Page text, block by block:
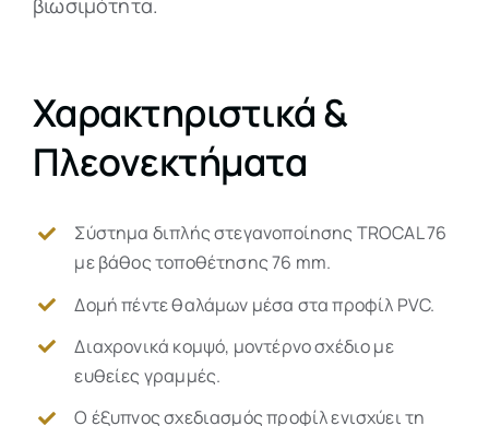
βιωσιμότητα.
Χαρακτηριστικά &
Πλεονεκτήματα
Σύστημα διπλής στεγανοποίησης TROCAL 76
με βάθος τοποθέτησης 76 mm.
Δομή πέντε θαλάμων μέσα στα προφίλ PVC.
Διαχρονικά κομψό, μοντέρνο σχέδιο με
ευθείες γραμμές.
Ο έξυπνος σχεδιασμός προφίλ ενισχύει τη